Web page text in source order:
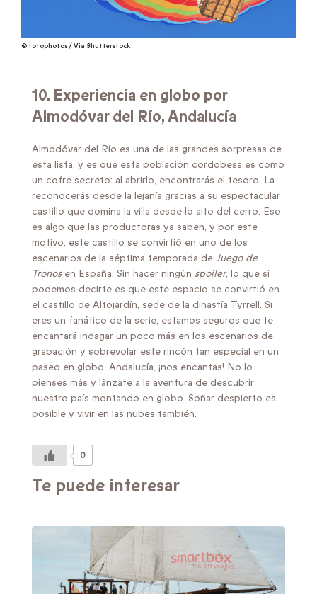
© totophotos / Via Shutterstock
10. Experiencia en globo por
Almodóvar del Río, Andalucía
Almodóvar del Río es una de las grandes sorpresas de
esta lista, y es que esta población cordobesa es como
un cofre secreto: al abrirlo, encontrarás el tesoro. La
reconocerás desde la lejanía gracias a su espectacular
castillo que domina la villa desde lo alto del cerro. Eso
es algo que las productoras ya saben, y por este
motivo, este castillo se convirtió en uno de los
escenarios de la séptima temporada de Juego de
Tronosen España. Sin hacer ningún spoiler, lo que sí
podemos decirte es que este espacio se convirtió en
el castillo de Altojardín, sede de la dinastía Tyrrell. Si
eres un fanático de la serie, estamos seguros que te
encantará indagar un poco más en los escenarios de
grabación y sobrevolar este rincón tan especial en un
paseo en globo. Andalucía, ¡nos encantas! No lo
pienses más y lánzate a la aventura de descubrir
nuestro país montando en globo. Soñar despierto es
posible y vivir en las nubes también.
0
Te puede interesar